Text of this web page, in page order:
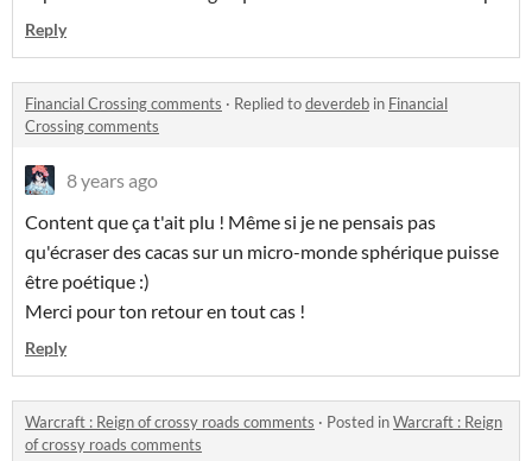
Reply
Financial Crossing comments · Replied todeverdeb in Financial
Crossing comments
8 years ago
Content que ça t'ait plu ! Même si je ne pensais pas
qu'écraser des cacas sur un micro-monde sphérique puisse
être poétique :)
Merci pour ton retour en tout cas !
Reply
Warcraft : Reign of crossy roads comments · Posted inWarcraft : Reign
of crossy roads comments